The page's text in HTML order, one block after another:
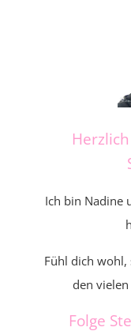
Ich bin Nadine
Fühl dich wohl,
den
Folge